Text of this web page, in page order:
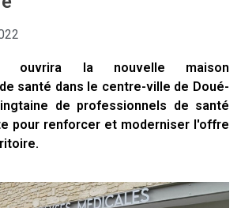
ouvrira la nouvelle maison
santé dans le centre-ville de Doué-
de professionnels de santé
pour renforcer et moderniser l'offre